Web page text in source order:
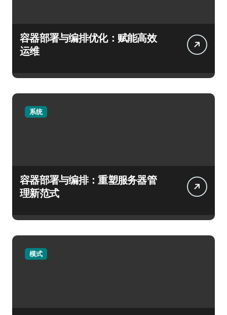
容器部署与编排优化：赋能高效
运维
系统
容器部署与编排：重塑服务器管
理新范式
模式